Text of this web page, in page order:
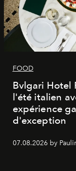
FOOD
Bvlgari Hotel
l'été italien
expérience
d'exception
07.08.2026 by